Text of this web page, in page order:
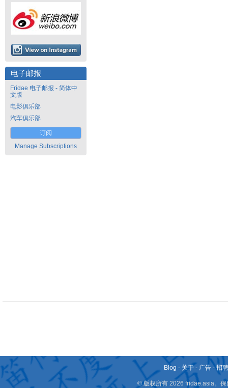
电子邮报
Fridae 电子邮报 - 简体中
文版
电影俱乐部
汽车俱乐部
订阅
Manage Subscriptions
Blog - 关于 - 广告 -招
© 版权所有 2026 fridae.asia。